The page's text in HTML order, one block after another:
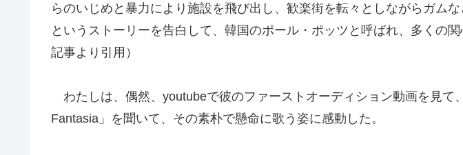
らのいじめと暴力により施設を飛び出し、歓楽街を転々としながらガム
というストーリーを告白して、韓国のポール・ポッツと呼ばれ、多くの
記事より引用）
わたしは、偶然、youtubeで彼のファーストオーディション動画を見て
Fantasia」を聞いて、その素朴で懸命に歌う姿に感動した。